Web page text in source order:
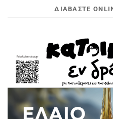
ΔΙΑΒΆΣΤΕ